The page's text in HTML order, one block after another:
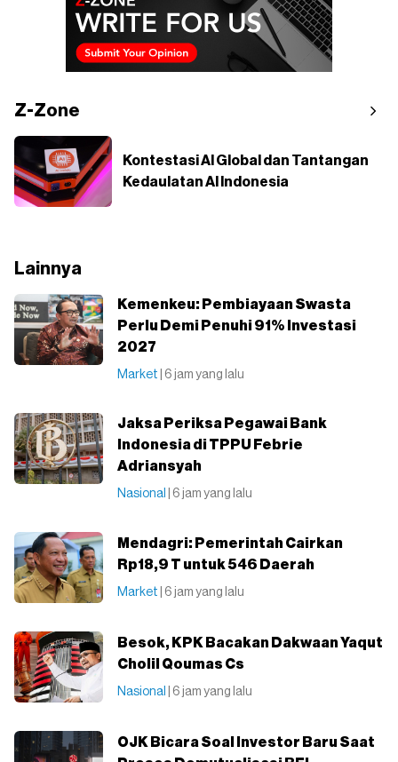
Z-Zone
Kontestasi AI Global dan Tantangan
Kedaulatan AI Indonesia
Lainnya
⁠Kemenkeu: Pembiayaan Swasta
Perlu Demi Penuhi 91% Investasi
2027
Market | 6 jam yang lalu
Jaksa Periksa Pegawai Bank
Indonesia di TPPU Febrie
Adriansyah
Nasional | 6 jam yang lalu
Mendagri: Pemerintah Cairkan
Rp18,9 T untuk 546 Daerah
Market | 6 jam yang lalu
Besok, KPK Bacakan Dakwaan Yaqut
Cholil Qoumas Cs
Nasional | 6 jam yang lalu
OJK Bicara Soal Investor Baru Saat